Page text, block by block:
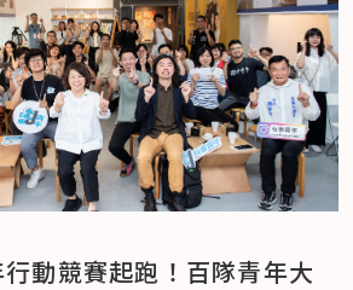
動競賽起跑！百隊青年大